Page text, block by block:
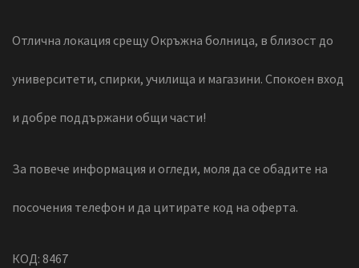
Отлична локация срещу Окръжна болница, в близост до
университети, спирки, училища и магазини. Спокоен вход
и добре поддържани общи части!
За повече информация и огледи, моля да се обадите на
посочения телефон и да цитирате код на оферта.
КОД: 8467